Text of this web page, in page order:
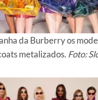
da Burberry os
metalizados. Foto: